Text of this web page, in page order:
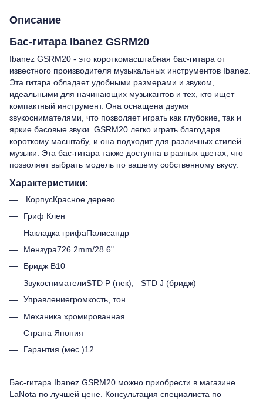
Описание
Бас-гитара Ibanez GSRM20
Ibanez GSRM20 - это короткомасштабная бас-гитара от
известного производителя музыкальных инструментов Ibanez.
Эта гитара обладает удобными размерами и звуком,
идеальными для начинающих музыкантов и тех, кто ищет
компактный инструмент. Она оснащена двумя
звукоснимателями, что позволяет играть как глубокие, так и
яркие басовые звуки. GSRM20 легко играть благодаря
короткому масштабу, и она подходит для различных стилей
музыки. Эта бас-гитара также доступна в разных цветах, что
позволяет выбрать модель по вашему собственному вкусу.
Характеристики:
КорпусКрасное дерево
Гриф Клен
Накладка грифаПалисандр
Мензура726.2mm/28.6"
Бридж B10
ЗвукоснимателиSTD P (нек), STD J (бридж)
Управлениегромкость, тон
Механика хромированная
Страна Япония
Гарантия (мес.)12
Бас-гитара Ibanez GSRM20 можно приобрести в магазине
LaNota по лучшей цене. Консультация специалиста по